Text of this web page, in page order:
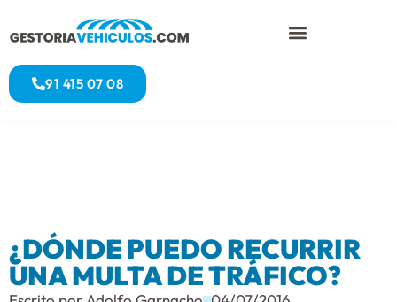
91 415 07 08
¿DÓNDE PUEDO RECURRIR
UNA MULTA DE TRÁFICO?